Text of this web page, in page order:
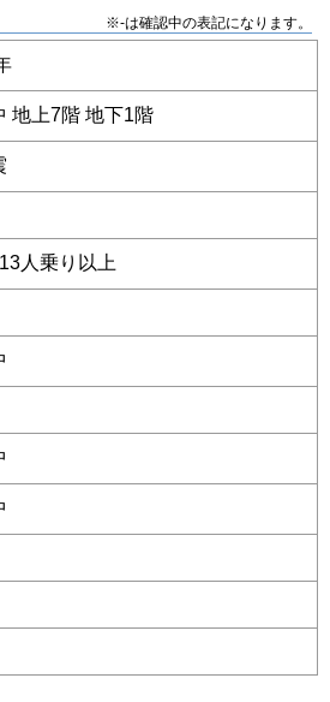
※-は確認中の表記になります。
地上7階 地下1階
人乗り以上